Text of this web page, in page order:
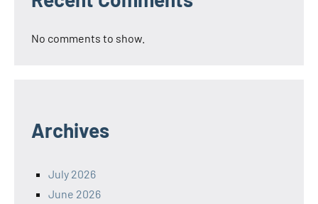
No comments to show.
Archives
July 2026
June 2026